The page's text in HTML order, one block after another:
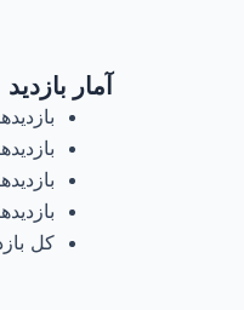
آمار بازدید
کل